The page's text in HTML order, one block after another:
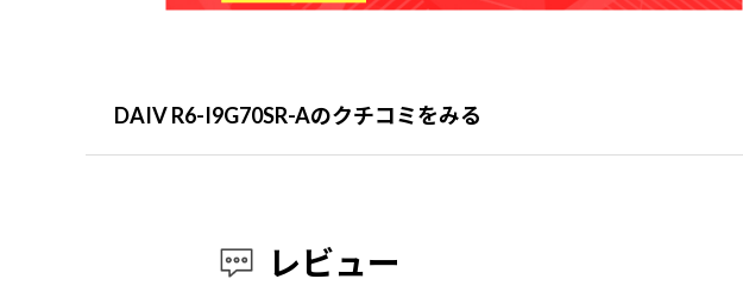
DAIV R6-I9G70SR-Aのクチコミをみる
レビュー